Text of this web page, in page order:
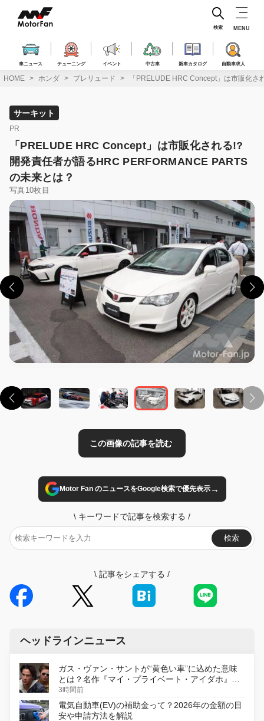
ス
車ニュース チューニング イベント 中古車 新車カタログ 自動車求人
検索 MENU
HOME ホンダ プレリュード 「PRELUDE HRC Concept」は市販化
サーキット
PR
「PRELUDE HRC Concept」は市販化される!?
開発責任者が語るHRC PERFORMANCE PARTS
の未来とは？
写真10枚目
Motor Fan のニュースをGoogle検索で優先表示→
\ キーワードで記事を検索する /
検索
\ 記事をシェアする /
ヘッドラインニュース
ガス・ヴァン・サントが“黄色い車”に込めた意味
とは？名作『マイ・プライベート・アイダホ』が
初のデジタルリマスター版で復活
3時間前
電気自動車(EV)の補助金って？2026年の金額の目
安や申請方法を解説